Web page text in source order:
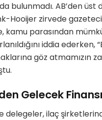
bulunmadı. AB’den üst
Hooijer zirvede
kamu parasından
iddia ederken,
göz atmamızın
Gelecek
delegeler, ilaç